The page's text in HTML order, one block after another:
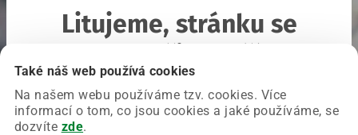
Také náš web používá cookies
Na našem webu používáme tzv. cookies. Více
informací o tom, co jsou cookies a jaké používáme, se
dozvíte zde.
Litujeme, stránku se
Chyba nastala na naší straně a už ji opravujeme.
Zkuste prosím znovu načíst požadovanou stránku.